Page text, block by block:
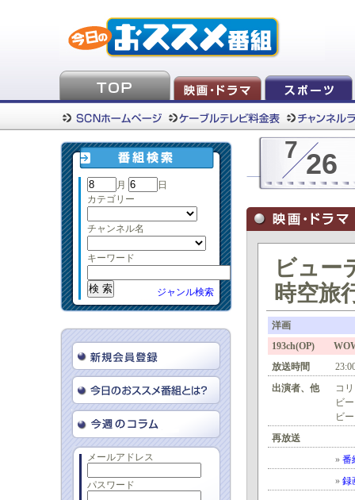
月
日
カテゴリー
チャンネル名
キーワード
ジャンル検索
メールアドレス
パスワード
7 26
ビュー
時空旅
洋画
193ch(OP)
放送時間
出演者、他
コ
ビ
ビ
再放送
» 番
» 録